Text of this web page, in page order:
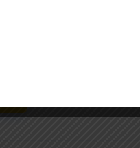
and website in this